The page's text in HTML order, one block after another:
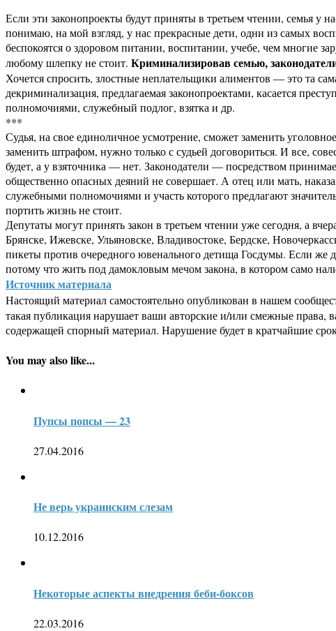
Если эти законопроекты будут приняты в третьем чтении, семья у
понимаю, на мой взгляд, у нас прекрасные дети, одни из самых
беспокоятся о здоровом питании, воспитании, учебе, чем многие
любому шлепку не стоит. Криминализировав семью,
Хочется спросить, злостные неплательщики алиментов — это та
декриминализация, предлагаемая законопроектами, касается
полномочиями, служебный подлог, взятка и др.
***
Судья, на свое единоличное усмотрение, сможет заменить
заменить штрафом, нужно только с судьей договориться. И все,
будет, а у взяточника — нет. Законодатели — посредством
общественно опасных деяний не совершает. А отец или мать,
служебными полномочиями и участь которого предлагают
портить жизнь не стоит.
Депутаты могут принять закон в третьем чтении уже сегодня, а
Брянске, Ижевске, Ульяновске, Владивостоке, Бердске,
пикеты против очередного ювенального детища Госдумы. Если же
потому что жить под дамокловым мечом закона, в котором само
Источник материала
Настоящий материал самостоятельно опубликован в нашем
такая публикация нарушает ваши авторские и/или смежные
содержащей спорный материал. Нарушение будет в кратчайшие
You may also like...
Пупсы попсы — 23
27.04.2016
Не верь украинским слезам
10.12.2016
Некоторые аспекты внедрения беби-боксов
22.03.2016